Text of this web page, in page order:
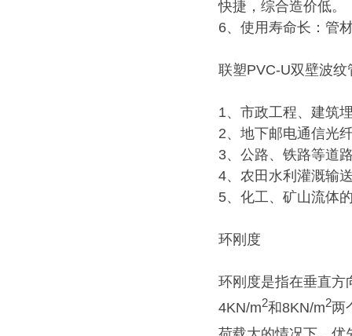
快捷，综合造价低。
6、使用寿命长：管
联塑PVC-U双壁波
1、市政工程、建筑
2、地下邮电通信光
3、公路、铁路等道
4、农田水利灌溉输
5、化工、矿山流体
环刚度
环刚度是指在垂直方
4KN/m2和8KN/m2两